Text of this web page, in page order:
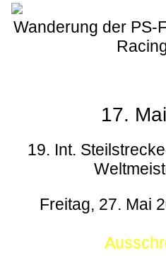
Wanderung der PS-
17.
19. Int.
Freitag, 27. Mai